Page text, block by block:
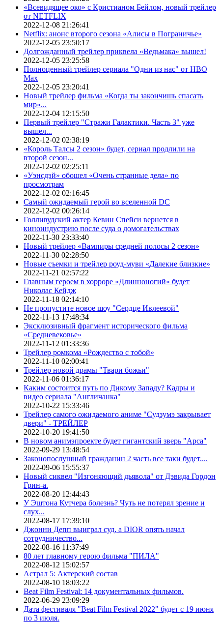
«Всевидящее око» с Кристианом Бейлом, новый трейлер
от NETFLIX
2022-12-08 21:26:41
Netflix: анонс второго сезона «Алисы в Пограничье»
2022-12-05 23:50:17
Долгожданный трейлер приквела «Ведьмака» вышел!
2022-12-05 23:25:58
Полноценный трейлер сериала "Одни из нас" от HBO
Max
2022-12-05 23:20:41
Новый трейлер фильма «Когда ты закончишь спасать
мир»...
2022-12-04 12:15:50
Первый трейлер "Стражи Галактики. Часть 3" уже
вышел...
2022-12-02 02:38:19
«Король Талсы 2 сезон» будет, сериал продлили на
второй сезон...
2022-12-02 02:25:11
«Уэнсдэй» обошел «Очень странные дела» по
просмотрам
2022-12-02 02:16:45
Самый ожидаемый герой во вселенной DC
2022-12-02 00:26:14
Голливудский актер Кевин Спейси вернется в
киноиндустрию после суда о домогательствах
2022-11-30 23:33:40
Новый трейлер «Вампиры средней полосы 2 сезон»
2022-11-30 02:28:50
Новые съемки и трейлер роуд-муви «Далекие близкие»
2022-11-21 02:57:22
Главным героем в хорроре «Длинноногий» будет
Николас Кейдж
2022-11-18 02:14:10
Не пропустите новое шоу "Сердце Ивлеевой"
2022-11-13 17:48:34
Эксклюзивный фрагмент исторического фильма
«Средневековье»
2022-11-12 01:33:36
Трейлер ромкома «Рождество с тобой»
2022-11-10 02:00:41
Трейлер новой драмы "Твари божьи"
2022-11-06 01:36:17
Каким состоится путь по Дикому Западу? Кадры и
видео сериала "Англичанка"
2022-10-22 15:33:46
Трейлер самого ожидаемого аниме "Судзумэ закрывает
двери" - ТРЕЙЛЕР
2022-10-20 19:41:50
В новом анимэпроекте будет гигантский зверь "Арса"
2022-09-29 13:48:54
Законопослушный гражданин 2 часть все таки будет....
2022-09-06 15:55:37
Новый сиквел "Изгоняющий дьявола" от Дэвида Гордон
Грин-а.
2022-08-20 12:44:43
У Эштона Кутчера болезнь? Чуть не потерял зрение и
слух...
2022-08-17 17:39:10
Джонни Депп выиграл суд, а DIOR опять начал
сотрудничество...
2022-08-16 11:37:49
80 лет главному герою фильма "ПИЛА"
2022-08-12 15:02:57
Астрал 5: Актерский состав
2022-08-10 18:03:22
Beat Film Festival: 14 документальных фильмов.
2022-06-29 23:09:29
Дата фестиваля "Beat Film Festival 2022" будет с 19 июня
по 3 июля.